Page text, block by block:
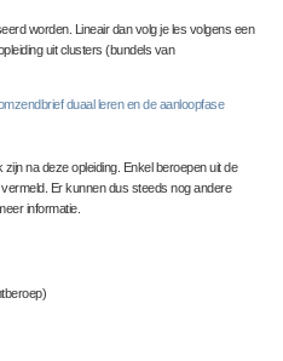
worden. Lineair danvolg je les volgens een
uit clusters (bundels van
duaal leren en de aanloopfase
na deze opleiding. Enkel beroepen uit de
Er kunnen dus steeds nog andere
informatie.